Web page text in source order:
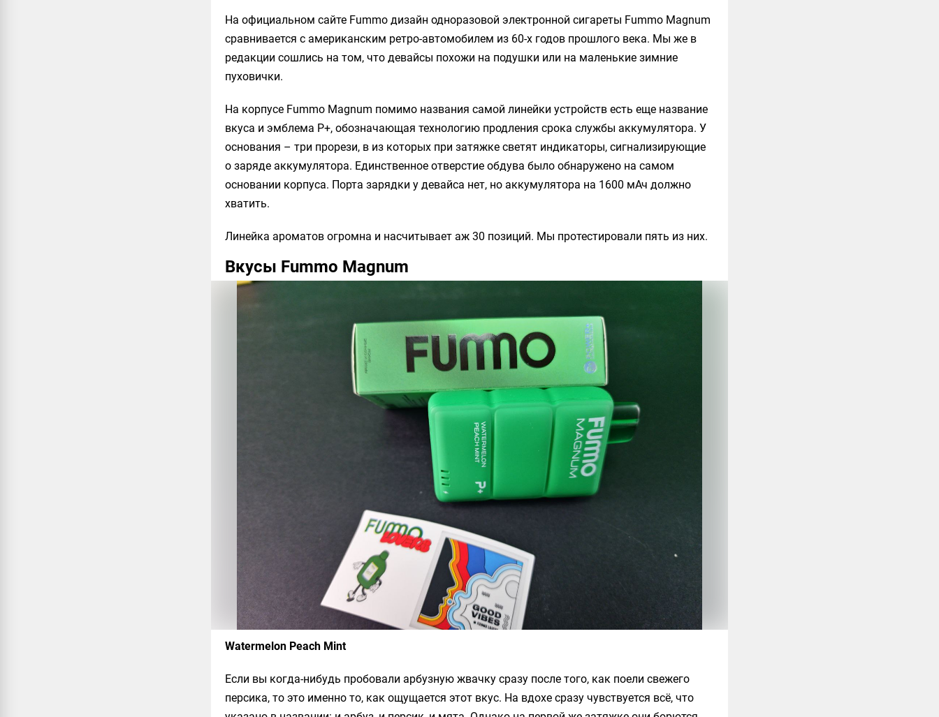
На официальном сайте Fummo дизайн одноразовой электронной сигареты Fummo Magnum
сравнивается с американским ретро-автомобилем из 60-х годов прошлого века. Мы же в
редакции сошлись на том, что девайсы похожи на подушки или на маленькие зимние
пуховички.
На корпусе Fummo Magnum помимо названия самой линейки устройств есть еще название
вкуса и эмблема Р+, обозначающая технологию продления срока службы аккумулятора. У
основания – три прорези, в из которых при затяжке светят индикаторы, сигнализирующие
о заряде аккумулятора. Единственное отверстие обдува было обнаружено на самом
основании корпуса. Порта зарядки у девайса нет, но аккумулятора на 1600 мАч должно
хватить.
Линейка ароматов огромна и насчитывает аж 30 позиций. Мы протестировали пять из них.
Вкусы Fummo Magnum
Watermelon Peach Mint
Если вы когда-нибудь пробовали арбузную жвачку сразу после того, как поели свежего
персика, то это именно то, как ощущается этот вкус. На вдохе сразу чувствуется всё, что